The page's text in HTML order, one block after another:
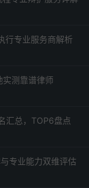
行专业服务商解析
测靠谱律师
汇总，TOP6盘点
专业能力双维评估